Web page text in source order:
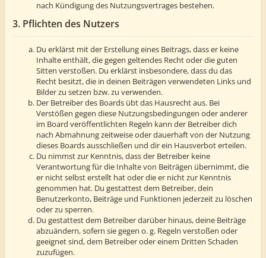
nach Kündigung des Nutzungsvertrages bestehen.
3. Pflichten des Nutzers
Du erklärst mit der Erstellung eines Beitrags, dass er keine
Inhalte enthält, die gegen geltendes Recht oder die guten
Sitten verstoßen. Du erklärst insbesondere, dass du das
Recht besitzt, die in deinen Beiträgen verwendeten Links und
Bilder zu setzen bzw. zu verwenden.
Der Betreiber des Boards übt das Hausrecht aus. Bei
Verstößen gegen diese Nutzungsbedingungen oder anderer
im Board veröffentlichten Regeln kann der Betreiber dich
nach Abmahnung zeitweise oder dauerhaft von der Nutzung
dieses Boards ausschließen und dir ein Hausverbot erteilen.
Du nimmst zur Kenntnis, dass der Betreiber keine
Verantwortung für die Inhalte von Beiträgen übernimmt, die
er nicht selbst erstellt hat oder die er nicht zur Kenntnis
genommen hat. Du gestattest dem Betreiber, dein
Benutzerkonto, Beiträge und Funktionen jederzeit zu löschen
oder zu sperren.
Du gestattest dem Betreiber darüber hinaus, deine Beiträge
abzuändern, sofern sie gegen o. g. Regeln verstoßen oder
geeignet sind, dem Betreiber oder einem Dritten Schaden
zuzufügen.